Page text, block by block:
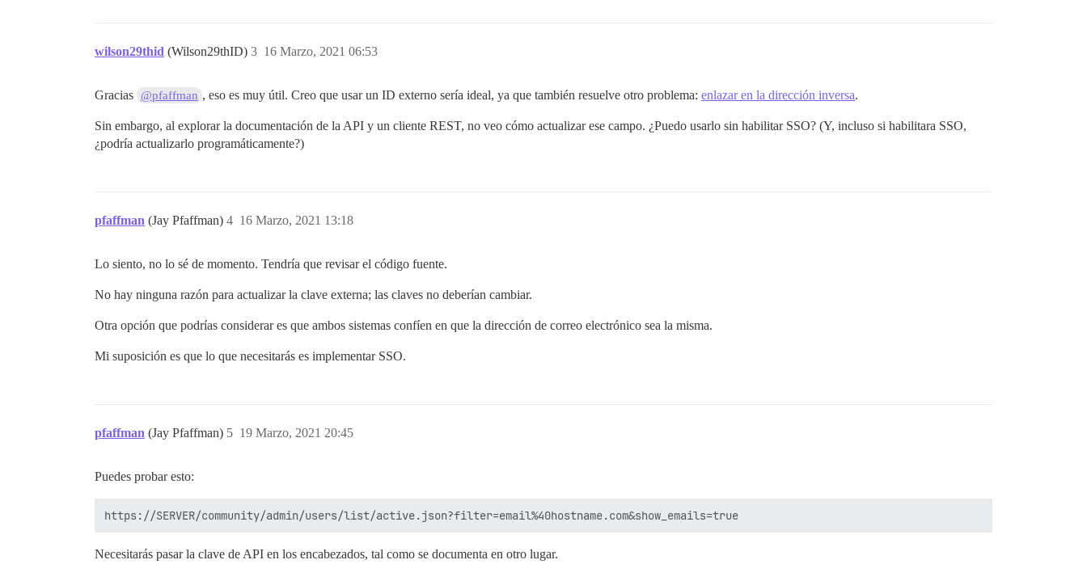
wilson29thid (Wilson29thID) 16 Marzo, 2021 06:53
3
Gracias @pfaffman , eso es muy útil. Creo que usar un ID externo sería ideal, ya que también resuelve otro problema:enlazar en la dirección inversa.
Sin embargo, al explorar la documentación de la API y un cliente REST, no veo cómo actualizar ese campo. ¿Puedo usarlo sin habilitar SSO? (Y, incluso si habilitara SSO,
¿podría actualizarlo programáticamente?)
pfaffman (Jay Pfaffman) 16 Marzo, 2021 13:18
4
Lo siento, no lo sé de momento. Tendría que revisar el código fuente.
No hay ninguna razón para actualizar la clave externa; las claves no deberían cambiar.
Otra opción que podrías considerar es que ambos sistemas confíen en que la dirección de correo electrónico sea la misma.
Mi suposición es que lo que necesitarás es implementar SSO.
pfaffman (Jay Pfaffman) 19 Marzo, 2021 20:45
5
Puedes probar esto:
Necesitarás pasar la clave de API en los encabezados, tal como se documenta en otro lugar.